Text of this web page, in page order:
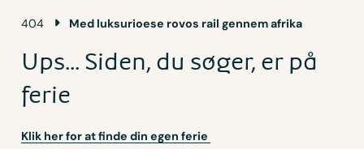
404 Med luksurioese rovos rail gennem afrika
Ups... Siden, du søger, er på
ferie
Klik her for at finde din egen ferie